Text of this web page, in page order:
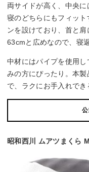
両サイドが高く、中央
寝のどちらにもフィッ
ンを設けており、首と
63cmと広めなので、寝
中材にはパイプを使用
みの方にぴったり。本
で、ラクにお手入れでき
昭和西川 ムアツまくら